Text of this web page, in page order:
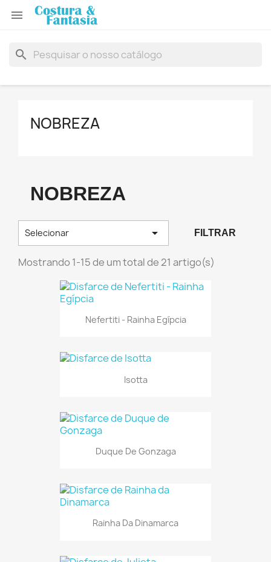

search
NOBREZA
NOBREZA
Selecionar  FILTRAR
Mostrando 1-15 de um total de 21 artigo(s)
Nefertiti - Rainha Egípcia
Isotta
Duque De Gonzaga
Rainha Da Dinamarca